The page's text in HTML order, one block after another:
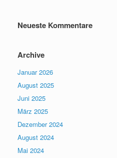
Neueste Kommentare
Archive
Januar 2026
August 2025
Juni 2025
März 2025
Dezember 2024
August 2024
Mai 2024